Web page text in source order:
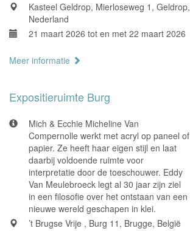
Kasteel Geldrop, Mierloseweg 1, Geldrop,
Nederland
21 maart 2026 tot en met 22 maart 2026
Meer informatie
Expositieruimte Burg
Mich & Ecchie Micheline Van
Compernolle werkt met acryl op paneel of
papier. Ze heeft haar eigen stijl en laat
daarbij voldoende ruimte voor
interpretatie door de toeschouwer. Eddy
Van Meulebroeck legt al 30 jaar zijn ziel
in een filosofie over het ontstaan van een
nieuwe wereld geschapen in klei.
’t Brugse Vrije , Burg 11, Brugge, België